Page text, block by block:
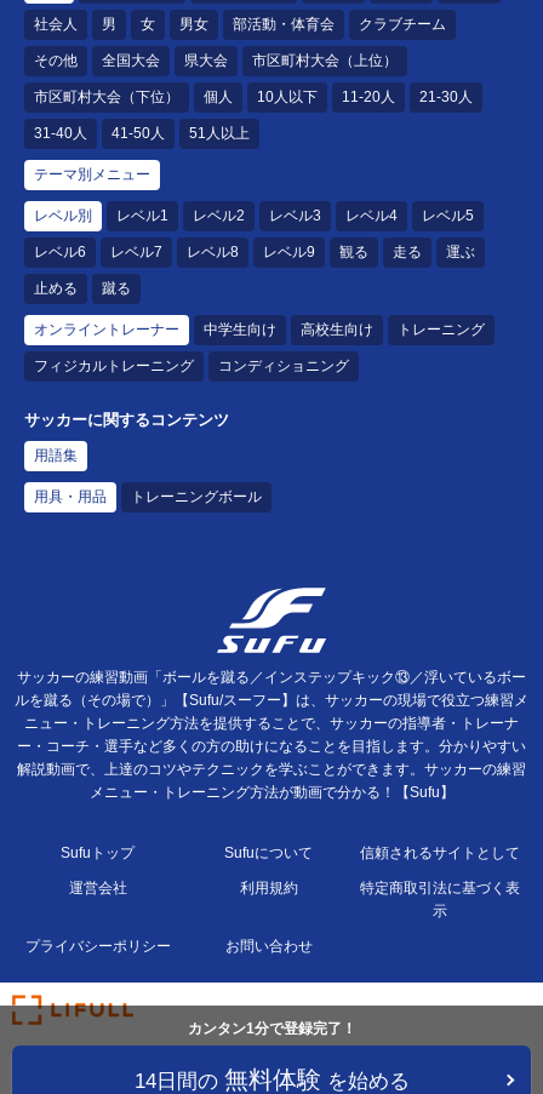
社会人 男 女 男女 部活動・体育会 クラブチーム
その他 全国大会 県大会 市区町村大会（上位）
市区町村大会（下位） 個人 10人以下 11-20人 21-30人
31-40人 41-50人 51人以上
テーマ別メニュー
レベル別 レベル1 レベル2 レベル3 レベル4 レベル5
レベル6 レベル7 レベル8 レベル9 観る 走る 運ぶ
止める 蹴る
オンライントレーナー 中学生向け 高校生向け トレーニング
フィジカルトレーニング コンディショニング
サッカーに関するコンテンツ
用語集
用具・用品 トレーニングボール
カンタン1分で登録完了！
14日間の 無料体験 を始める
サッカーの練習動画「ボールを蹴る／インステップキック⑬／浮いているボー
ルを蹴る（その場で）」【Sufu/スーフー】は、サッカーの現場で役立つ練習メ
ニュー・トレーニング方法を提供することで、サッカーの指導者・トレーナ
ー・コーチ・選手など多くの方の助けになることを目指します。分かりやすい
解説動画で、上達のコツやテクニックを学ぶことができます。サッカーの練習
メニュー・トレーニング方法が動画で分かる！【Sufu】
Sufuトップ Sufuについて 信頼されるサイトとして
運営会社 利用規約
特定商取引法に基づく表
示
プライバシーポリシー お問い合わせ